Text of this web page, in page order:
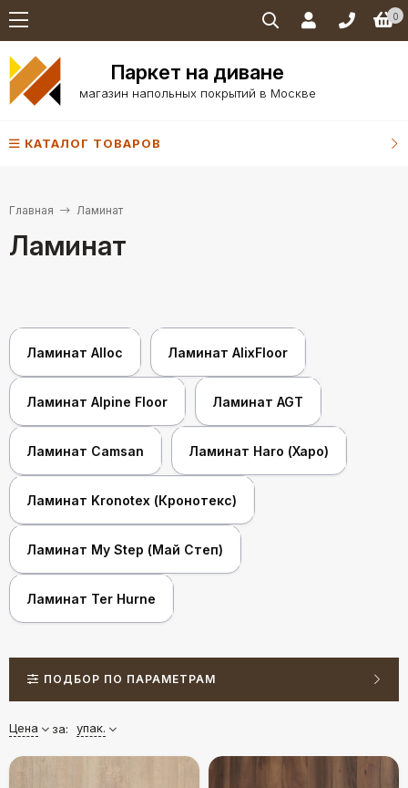
0
Паркет на диване
магазин напольных покрытий в Москве
КАТАЛОГ ТОВАРОВ
Главная Ламинат
Ламинат
Ламинат Alloc Ламинат AlixFloor
Ламинат Alpine Floor Ламинат AGT
Ламинат Camsan Ламинат Haro (Харо)
Ламинат Kronotex (Кронотекс)
Ламинат My Step (Май Степ)
Ламинат Ter Hurne
ПОДБОР ПО ПАРАМЕТРАМ
Цена за: упак.